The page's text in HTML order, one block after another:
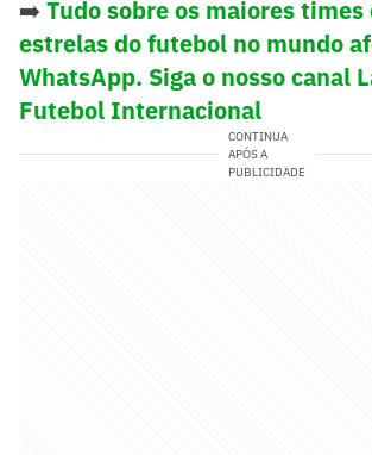
➡️ Tudo sobre os maiores times
estrelas do futebol no mundo
WhatsApp. Siga o nosso canal
Futebol Internacional
CONTINUA
APÓS A
PUBLICIDADE